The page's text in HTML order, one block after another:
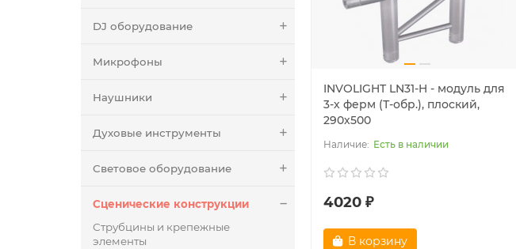
DJ оборудование
Микрофоны
Наушники
Духовые инструменты
Световое оборудование
Сценические конструкции
Струбцины и крепежные
элементы
INVOLIGHT LN31-H - модуль для
3-х ферм (Т-обр.), плоский,
290х500
Есть в наличии
4020 ₽
В корзину